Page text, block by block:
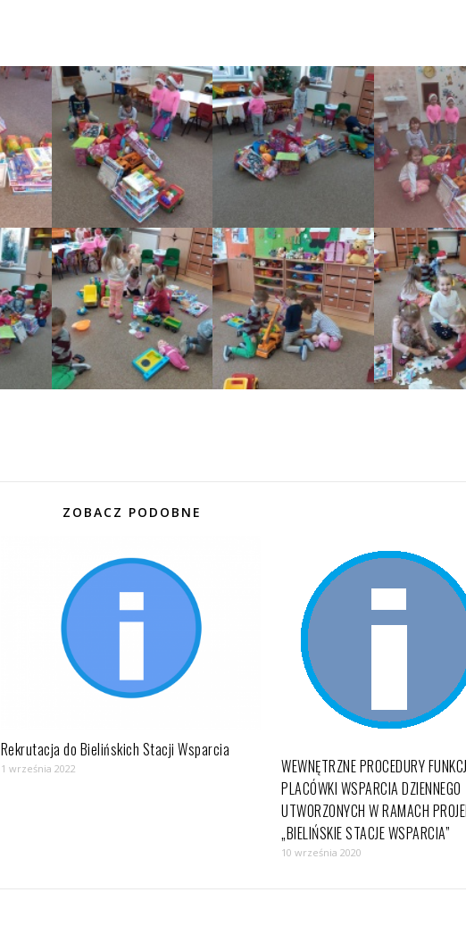
ZOBACZ PODOBNE
Rekrutacja do Bielińskich Stacji Wsparcia
1 września 2022
WEWNĘTRZNE PROCEDURY
PLACÓWKI WSPARCIA DZIENNEGO
UTWORZONYCH W RAMACH
„BIELIŃSKIE STACJE WSPARCIA”
10 września 2020